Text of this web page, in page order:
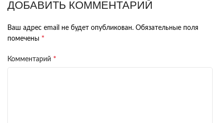
ДОБАВИТЬ КОММЕНТАРИЙ
Ваш адрес email не будет опубликован. Обязательные поля
помечены *
Комментарий *